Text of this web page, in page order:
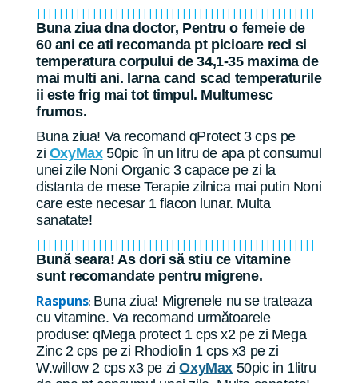
||||||||||||||||||||||||||||||||||||||||||||||||||
Buna ziua dna doctor, Pentru o femeie de
60 ani ce ati recomanda pt picioare reci si
temperatura corpului de 34,1-35 maxima de
mai multi ani. Iarna cand scad temperaturile
ii este frig mai tot timpul. Multumesc
frumos.
Buna ziua! Va recomand qProtect 3 cps pe
zi OxyMax50pic în un litru de apa pt consumul
unei zile Noni Organic 3 capace pe zi la
distanta de mese Terapie zilnica mai putin Noni
care este necesar 1 flacon lunar. Multa
sanatate!
||||||||||||||||||||||||||||||||||||||||||||||||||
Bună seara! As dori să stiu ce vitamine
sunt recomandate pentru migrene.
Raspuns: Buna ziua! Migrenele nu se trateaza
cu vitamine. Va recomand următoarele
produse: qMega protect 1 cps x2 pe zi Mega
Zinc 2 cps pe zi Rhodiolin 1 cps x3 pe zi
W.willow 2 cps x3 pe ziOxyMax 50pic in 1litru